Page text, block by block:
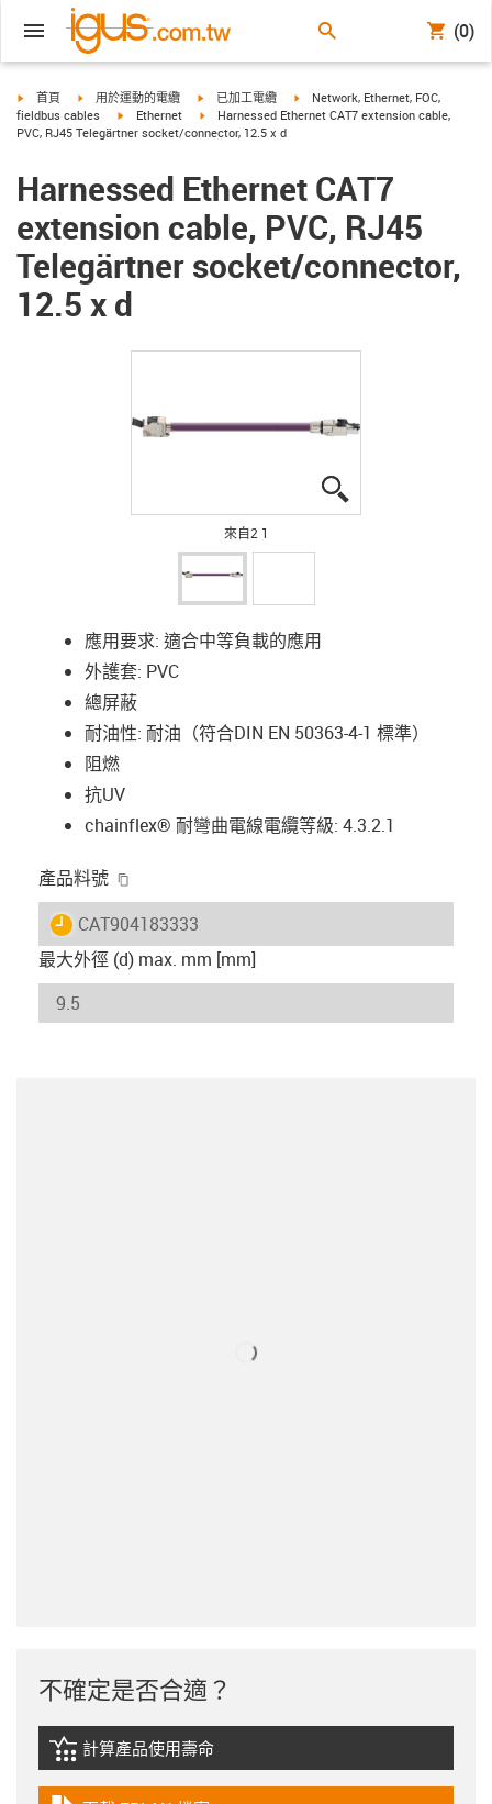
(0)
igus-icon-arrow-right
首頁 igus-icon-arrow-right
用於運動的電纜 igus-icon-arrow-right
已加工電纜 igus-icon-arrow-right
Network, Ethernet, FOC,
fieldbus cables
igus-icon-arrow-right
Ethernet igus-icon-arrow-right
Harnessed Ethernet CAT7 extension cable,
PVC, RJ45 Telegärtner socket/connector, 12.5 x d
Harnessed Ethernet CAT7
extension cable, PVC, RJ45
Telegärtner socket/connector,
12.5 x d
來自2 1
應用要求: 適合中等負載的應用
外護套: PVC
總屏蔽
耐油性: 耐油（符合DIN EN 50363-4-1 標準）
阻燃
抗UV
chainflex® 耐彎曲電線電纜等級: 4.3.2.1
產品料號
igus-icon-lieferzeit
CAT904183333
最大外徑 (d) max. mm [mm]
不確定是否合適？
igus-icon-lebensdauerrechner
計算產品使用壽命